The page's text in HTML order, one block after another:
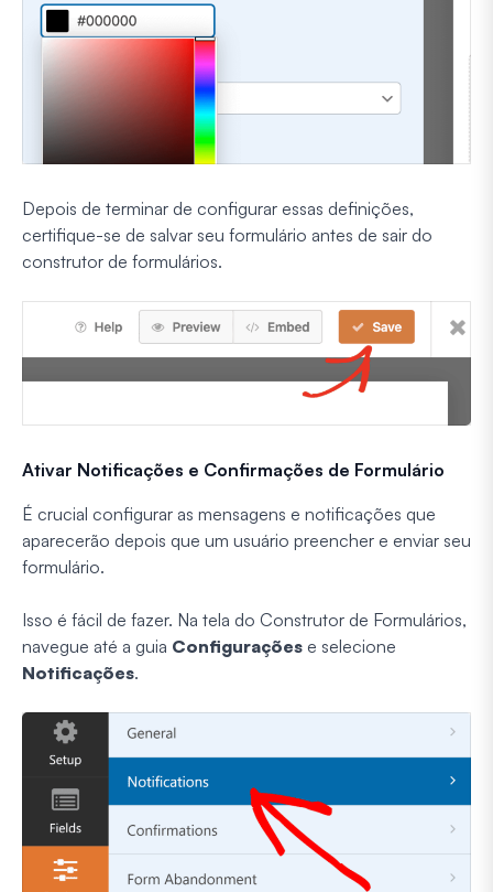
Depois de terminar de configurar essas definições,
certifique-se de salvar seu formulário antes de sair do
construtor de formulários.
Ativar Notificações e Confirmações de Formulário
É crucial configurar as mensagens e notificações que
aparecerão depois que um usuário preencher e enviar seu
formulário.
Isso é fácil de fazer. Na tela do Construtor de Formulários,
navegue até a guia Configurações e selecione
Notificações.